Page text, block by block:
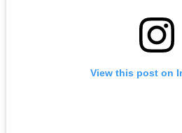
View this post on